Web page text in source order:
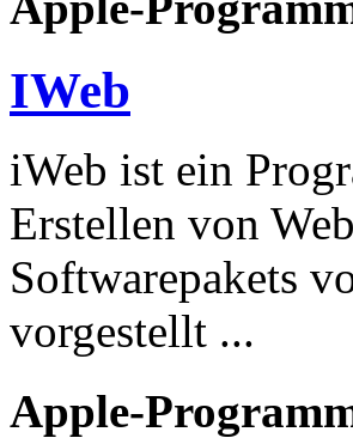
IWeb
iWeb ist ein
Erstellen von
Softwarepakets
vorgestellt ...
Apple-